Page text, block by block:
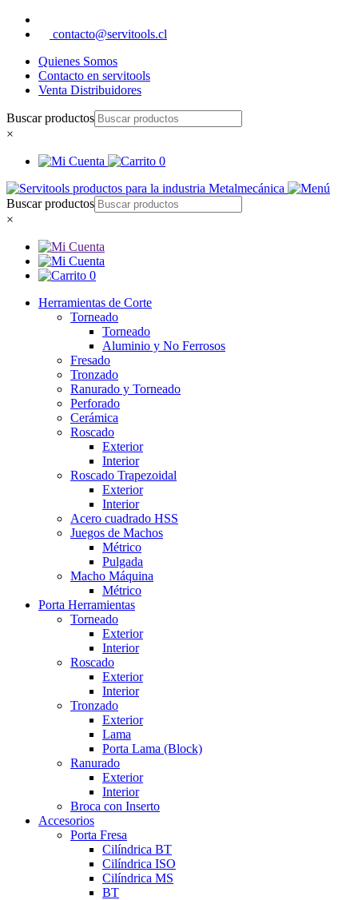
contacto@servitools.cl
Quienes Somos
Contacto en servitools
Venta Distribuidores
Buscar productos
×
0
Buscar productos
×
0
Herramientas de Corte
Torneado
Torneado
Aluminio y No Ferrosos
Fresado
Tronzado
Ranurado y Torneado
Perforado
Cerámica
Roscado
Exterior
Interior
Roscado Trapezoidal
Exterior
Interior
Acero cuadrado HSS
Juegos de Machos
Métrico
Pulgada
Macho Máquina
Métrico
Porta Herramientas
Torneado
Exterior
Interior
Roscado
Exterior
Interior
Tronzado
Exterior
Lama
Porta Lama (Block)
Ranurado
Exterior
Interior
Broca con Inserto
Accesorios
Porta Fresa
Cilíndrica BT
Cilíndrica ISO
Cilíndrica MS
BT